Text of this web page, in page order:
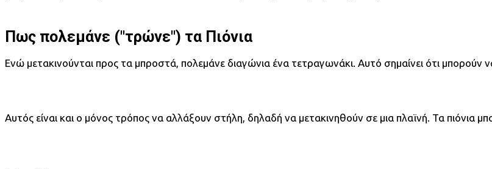
Πως πολεμάνε ("τρώνε") τα Πιόνια
Ενώ μετακινούνται προς τα μπροστά, πολεμάνε διαγώνια ένα τετραγωνάκι. Αυτό σημαίνει ότι
Αυτός είναι και ο μόνος τρόπος να αλλάξουν στήλη, δηλαδή να μετακινηθούν σε μια πλαϊνή. Τα